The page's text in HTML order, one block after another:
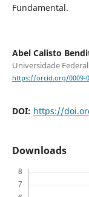
Fundamental.
Abel Calisto
Universidade
https://orcid.org/0009-
DOI: https://
Downloads